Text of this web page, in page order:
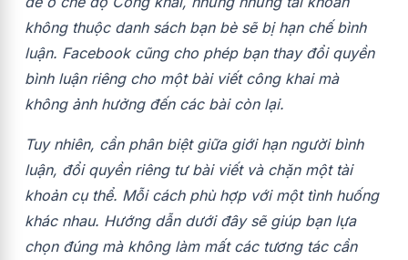
không thuộc danh sách bạn bè sẽ bị hạn chế bình
luận. Facebook cũng cho phép bạn thay đổi quyền
bình luận riêng cho một bài viết công khai mà
không ảnh hưởng đến các bài còn lại.
Tuy nhiên, cần phân biệt giữa giới hạn người bình
luận, đổi quyền riêng tư bài viết và chặn một tài
khoản cụ thể. Mỗi cách phù hợp với một tình huống
khác nhau. Hướng dẫn dưới đây sẽ giúp bạn lựa
chọn đúng mà không làm mất các tương tác cần